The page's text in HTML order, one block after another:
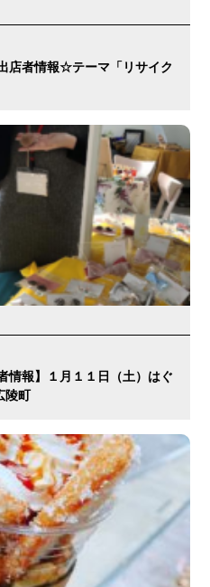
店者情報☆テーマ「リサイク
情報】１月１１日（土）はぐ
陵町